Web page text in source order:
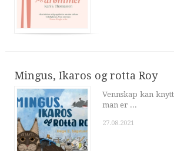
Mingus, Ikaros og rotta Roy
Vennskap kan
man er ...
27.08.2021